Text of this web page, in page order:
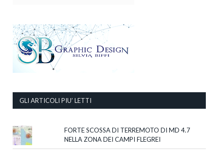
GLI ARTICOLI PIU’ LETTI
FORTE SCOSSA DI TERREMOTO DI MD 4.7
NELLA ZONA DEI CAMPI FLEGREI